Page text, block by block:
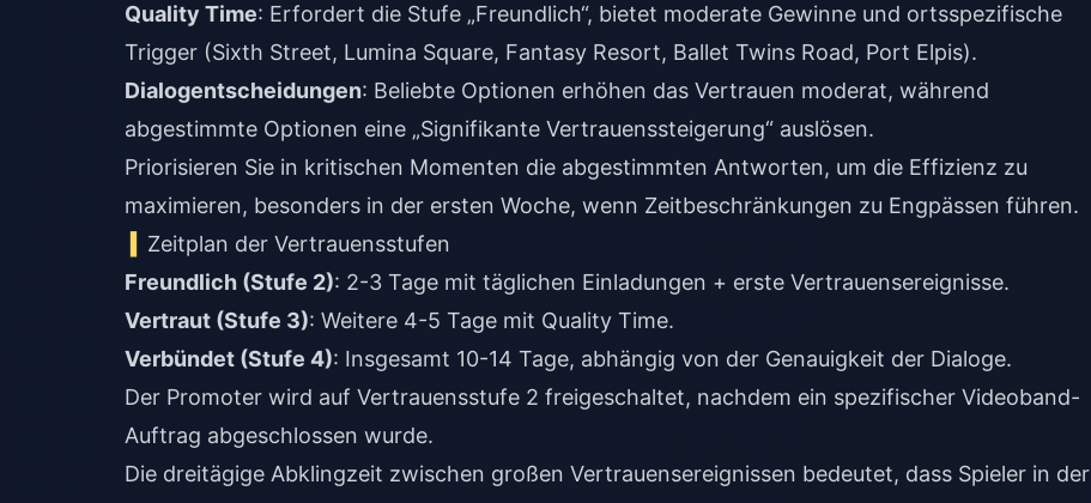
Quality Time: Erfordert die Stufe „Freundlich“, bietet moderate Gewinne und ortsspezifische
Trigger (Sixth Street, Lumina Square, Fantasy Resort, Ballet Twins Road, Port Elpis).
Dialogentscheidungen: Beliebte Optionen erhöhen das Vertrauen moderat, während
abgestimmte Optionen eine „Signifikante Vertrauenssteigerung“ auslösen.
Priorisieren Sie in kritischen Momenten die abgestimmten Antworten, um die Effizienz zu
maximieren, besonders in der ersten Woche, wenn Zeitbeschränkungen zu Engpässen führen.
Zeitplan der Vertrauensstufen
Freundlich (Stufe 2): 2-3 Tage mit täglichen Einladungen + erste Vertrauensereignisse.
Vertraut (Stufe 3): Weitere 4-5 Tage mit Quality Time.
Verbündet (Stufe 4): Insgesamt 10-14 Tage, abhängig von der Genauigkeit der Dialoge.
Der Promoter wird auf Vertrauensstufe 2 freigeschaltet, nachdem ein spezifischer Videoband-
Auftrag abgeschlossen wurde.
Die dreitägige Abklingzeit zwischen großen Vertrauensereignissen bedeutet, dass Spieler in der